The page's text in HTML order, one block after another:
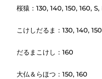
桜猿：130, 140, 150, 160, S,
こけしだるま：130, 140,
だるまこけし：160
大仏＆らほつ：150, 160